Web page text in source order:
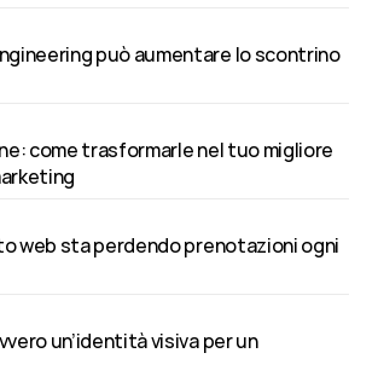
può aumentare lo scontrino
come trasformarle nel tuo migliore
web sta perdendo prenotazioni ogni
un’identità visiva per un